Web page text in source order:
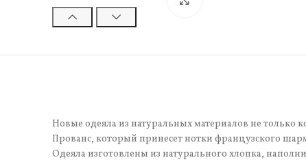
Новые одеяла из натуральных материалов не
Прованс, который принесет нотки французского
Одеяла изготовлены из натурального хлопка,